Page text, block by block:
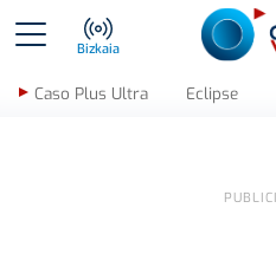
Bizkaia
Caso Plus Ultra Eclipse